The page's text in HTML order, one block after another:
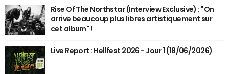
Rise Of The Northstar (Interview Exclusive) : "On
arrive beaucoup plus libres artistiquement sur
cet album" !
Live Report : Hellfest 2026 - Jour 1 (18/06/2026)